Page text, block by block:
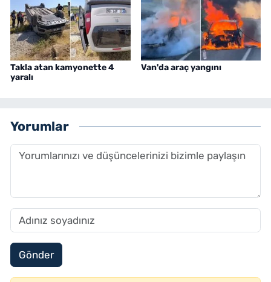
Takla atan kamyonette 4
yaralı
Van'da araç yangını
Yorumlar
Gönder